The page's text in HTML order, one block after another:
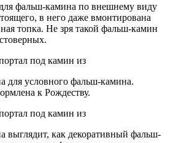
фальш-камина по внешнему виду
в него даже вмонтирована
топка. Не зря такой фальш-камин
для условного фальш-камина.
к Рождеству.
выглядит, как декоративный фальш-